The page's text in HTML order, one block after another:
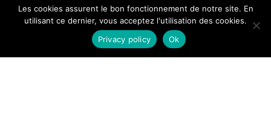
Les cookies assurent le bon fonctionnement de notre site. En
utilisant ce dernier, vous acceptez l'utilisation des cookies.
Ok
Privacy policy